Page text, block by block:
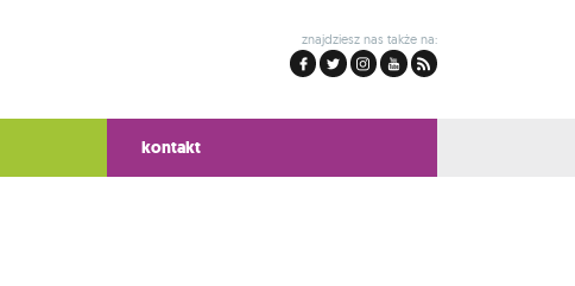
znajdziesz nas także na:
kontakt